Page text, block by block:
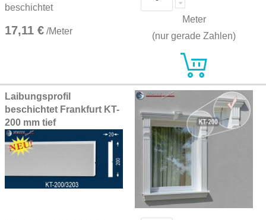
beschichtet
17,11 € /Meter
Meter
(nur gerade Zahlen)
Laibungsprofil
beschichtet Frankfurt KT-
200 mm tief